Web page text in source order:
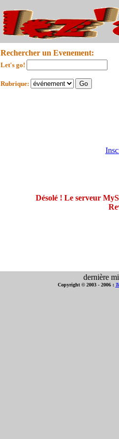
Rechercher un Evenement:
Let's go!
Rubrique:
Désolé ! Le serveur
dernière
Copyright © 2003 - 2006 :